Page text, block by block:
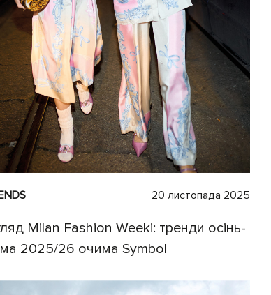
20 листопада 2025
Milan Fashion Weekі: тренди осінь-
2025/26 очима Symbol